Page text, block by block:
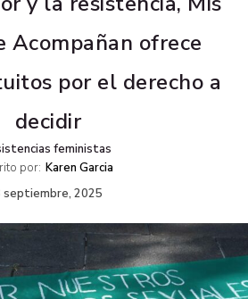
Acompañan ofrece
por el derecho a
decidir
feministas
por: Karen Garcia
septiembre, 2025